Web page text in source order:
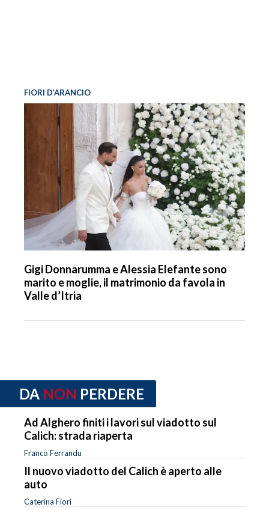
FIORI D’ARANCIO
Gigi Donnarumma e Alessia Elefante sono
marito e moglie, il matrimonio da favola in
Valle d’Itria
DA NON PERDERE
Ad Alghero finiti i lavori sul viadotto sul
Calich: strada riaperta
Franco Ferrandu
Il nuovo viadotto del Calich è aperto alle
auto
Caterina Fiori